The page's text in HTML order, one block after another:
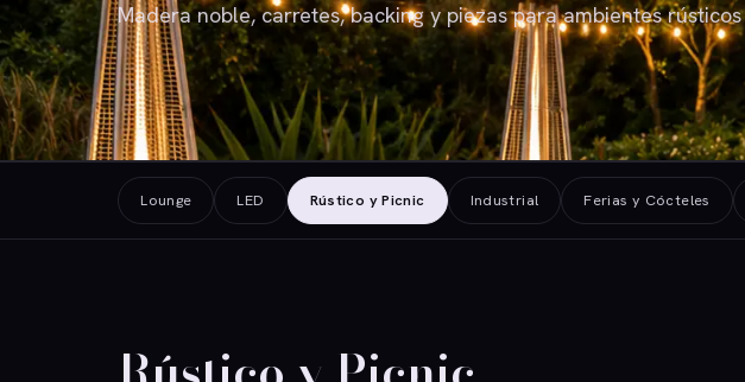
Madera noble, carretes, backing y piezas para ambientes
Lounge LED Rústico y Picnic Industrial Ferias y Cócteles